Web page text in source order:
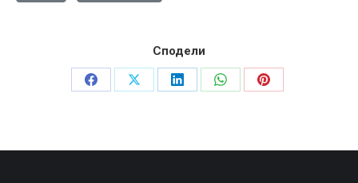
Сподели
Share
Share
Share
Share
Share